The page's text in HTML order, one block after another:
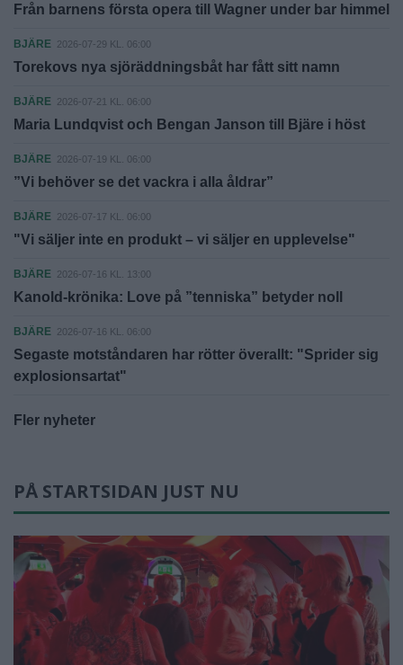
Från barnens första opera till Wagner under bar himmel
BJÄRE 2026-07-29 KL. 06:00
Torekovs nya sjöräddningsbåt har fått sitt namn
BJÄRE 2026-07-21 KL. 06:00
Maria Lundqvist och Bengan Janson till Bjäre i höst
BJÄRE 2026-07-19 KL. 06:00
”Vi behöver se det vackra i alla åldrar”
BJÄRE 2026-07-17 KL. 06:00
"Vi säljer inte en produkt – vi säljer en upplevelse"
BJÄRE 2026-07-16 KL. 13:00
Kanold-krönika: Love på ”tenniska” betyder noll
BJÄRE 2026-07-16 KL. 06:00
Segaste motståndaren har rötter överallt: "Sprider sig
explosionsartat"
Fler nyheter
PÅ STARTSIDAN JUST NU